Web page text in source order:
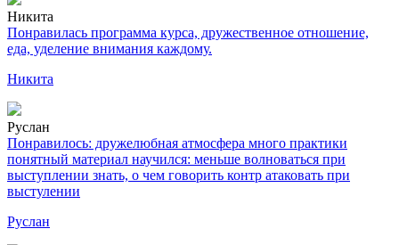
Никита
Понравилась программа курса, дружественное отношение,
еда, уделение внимания каждому.
Никита
Руслан
Понравилось: дружелюбная атмосфера много практики
понятный материал научился: меньше волноваться при
выступлении знать, о чем говорить контр атаковать при
выстулении
Руслан